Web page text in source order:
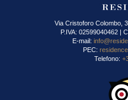
Via Cristoforo Colombo,
P.IVA: 02599040462 |
E-mail:
PEC:
Telefono: